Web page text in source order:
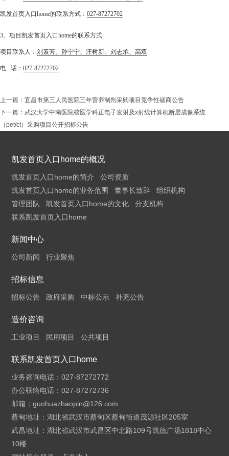
凯发首页入口home的联系方式： 027-87272702
3、项目凯发首页入口home的联系方式
项目联系人： 刘素芳、孙宁宁、汪树新、刘志承、高双
电 话： 027-87272702
上一篇： 宜昌市第三人民医院三年营养制剂采购项目竞争性磋商公告
下一篇： 武汉大学中南医院核医学科正电子发射及x射线计算机断层成像系统
（pet/ct）采购项目公开招标公告
凯发首页入口home的概况
凯发首页入口home的简介
公司资质
凯发首页入口home的业务范围
董事长致辞
组织机构
管理团队
凯发首页入口home的文化
分支机构
联系凯发首页入口home
新闻中心
公司新闻 行业聚焦
招标信息
招标公告 政府采购 中标公示 补充公告
造价咨询
工业项目 民用项目 公共项目
联系凯发首页入口home
业务咨询电话：027-87272772
办公联络电话：027-87272736
邮箱：guohuazhaopin@126.com
蔡甸地址：湖北省武汉市蔡甸区蔡甸街道茂源社区205室
武昌地址：湖北省武汉市武昌区中北路109号凯德广场1818中心
10楼